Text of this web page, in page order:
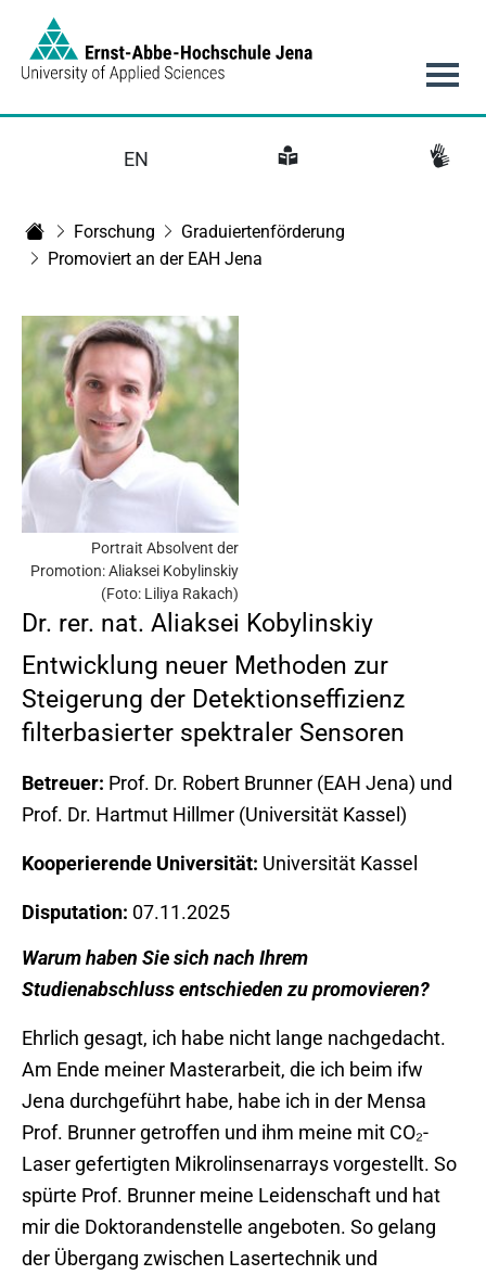
EN
Startseite
Forschung
Graduiertenförderung
Promoviert an der EAH Jena
Portrait Absolvent der
Promotion: Aliaksei Kobylinskiy
(Foto: Liliya Rakach)
Dr. rer. nat. Aliaksei Kobylinskiy
Entwicklung neuer Methoden zur
Steigerung der Detektionseffizienz
filterbasierter spektraler Sensoren
Betreuer: Prof. Dr. Robert Brunner (EAH Jena) und
Prof. Dr. Hartmut Hillmer (Universität Kassel)
Kooperierende Universität: Universität Kassel
Disputation: 07.11.2025
Warum haben Sie sich nach Ihrem
Studienabschluss entschieden zu promovieren?
Ehrlich gesagt, ich habe nicht lange nachgedacht.
Am Ende meiner Masterarbeit, die ich beim ifw
Jena durchgeführt habe, habe ich in der Mensa
Prof. Brunner getroffen und ihm meine mit CO₂-
Laser gefertigten Mikrolinsenarrays vorgestellt. So
spürte Prof. Brunner meine Leidenschaft und hat
mir die Doktorandenstelle angeboten. So gelang
der Übergang zwischen Lasertechnik und